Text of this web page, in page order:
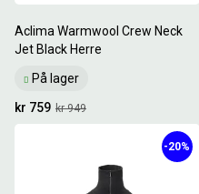
Aclima Warmwool Crew Neck
Jet Black Herre
På lager
kr 949
kr 759
-20%